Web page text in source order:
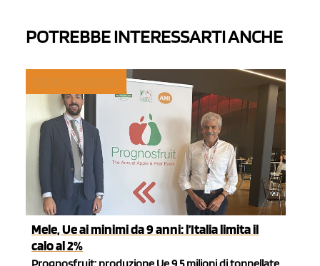
POTREBBE INTERESSARTI ANCHE
Mele, Ue ai minimi da 9 anni: l’Italia limita il
calo al 2%
Prognosfruit: produzione Ue 9,5 milioni di tonnellate